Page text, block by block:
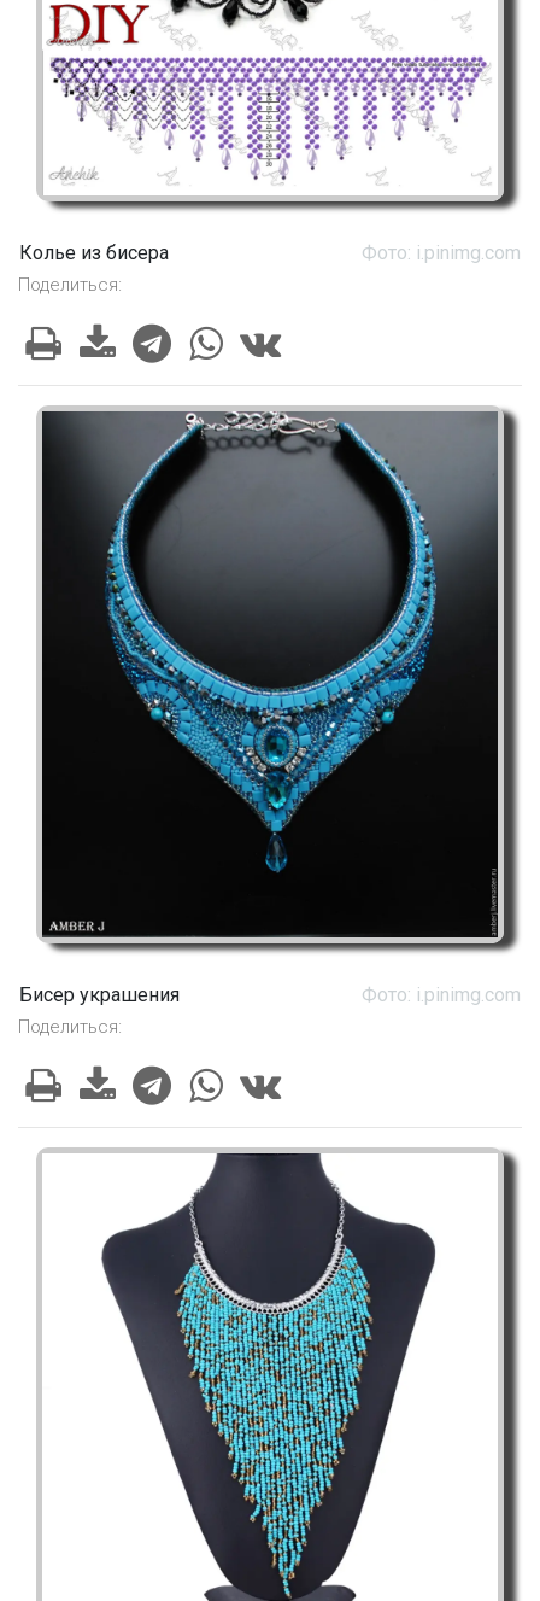
Колье из бисера Фото: i.pinimg.com
Поделиться:
Бисер украшения Фото: i.pinimg.com
Поделиться: